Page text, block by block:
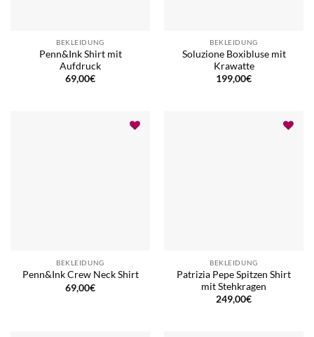
BEKLEIDUNG
Penn&Ink Shirt mit
Aufdruck
69,00€
BEKLEIDUNG
Soluzione Boxibluse mit
Krawatte
199,00€
BEKLEIDUNG
Penn&Ink Crew Neck Shirt
69,00€
BEKLEIDUNG
Patrizia Pepe Spitzen Shirt
mit Stehkragen
249,00€